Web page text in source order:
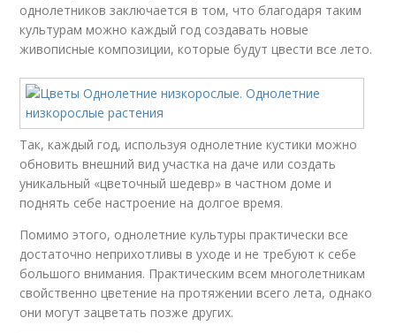
однолетников заключается в том, что благодаря таким
культурам можно каждый год создавать новые
живописные композиции, которые будут цвести все лето.
Так, каждый год, используя однолетние кустики можно
обновить внешний вид участка на даче или создать
уникальный «цветочный шедевр» в частном доме и
поднять себе настроение на долгое время.
Помимо этого, однолетние культуры практически все
достаточно неприхотливы в уходе и не требуют к себе
большого внимания. Практическим всем многолетникам
свойственно цветение на протяжении всего лета, однако
они могут зацветать позже других.